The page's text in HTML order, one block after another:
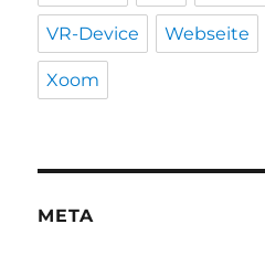
VR-Device Webseite
Xoom
META